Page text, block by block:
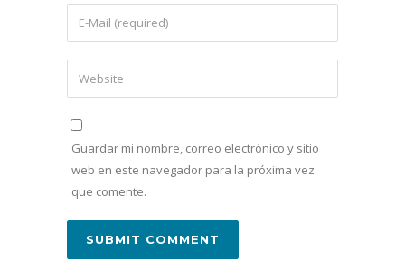
Guardar mi nombre, correo electrónico y sitio
web en este navegador para la próxima vez
que comente.